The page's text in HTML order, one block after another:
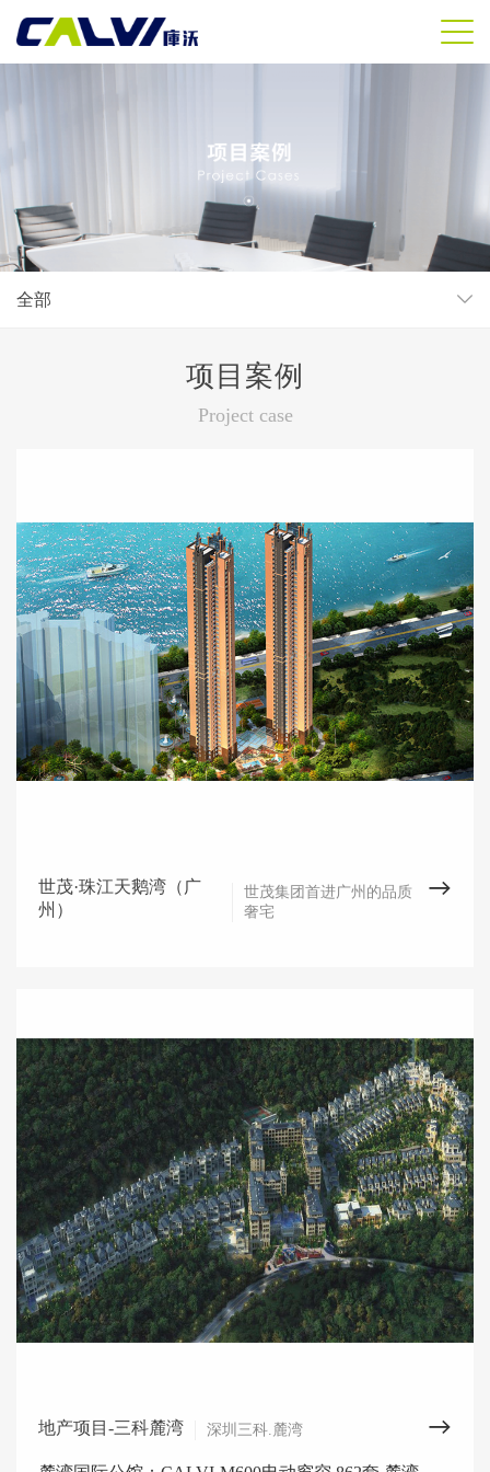
全部
项目案例
Project case
世茂·珠江天鹅湾（广
州）
世茂集团首进广州的品质
奢宅
地产项目-三科麓湾 深圳三科.麓湾